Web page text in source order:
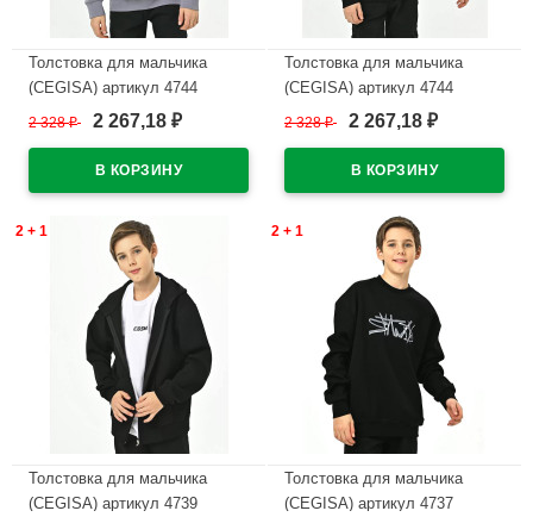
Толстовка для мальчика
(CEGISA) артикул 4744
размерный ряд 30/116-34/134
2 328₽ 2 267,18 ₽
Толстовка для мальчика
(CEGISA) артикул 4744
размерный ряд 30/116-34/134
2 328₽ 2 267,18 ₽
2 + 1
Толстовка для мальчика
(CEGISA) артикул 4739
2 + 1
Толстовка для мальчика
(CEGISA) артикул 4737